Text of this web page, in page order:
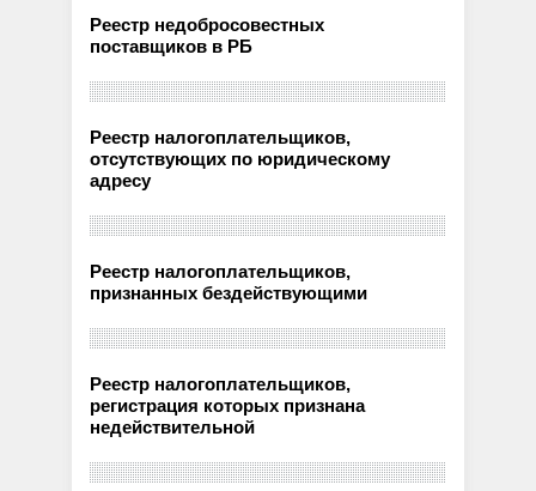
Реестр недобросовестных
поставщиков в РБ
Реестр налогоплательщиков,
отсутствующих по юридическому
адресу
Реестр налогоплательщиков,
признанных бездействующими
Реестр налогоплательщиков,
регистрация которых признана
недействительной